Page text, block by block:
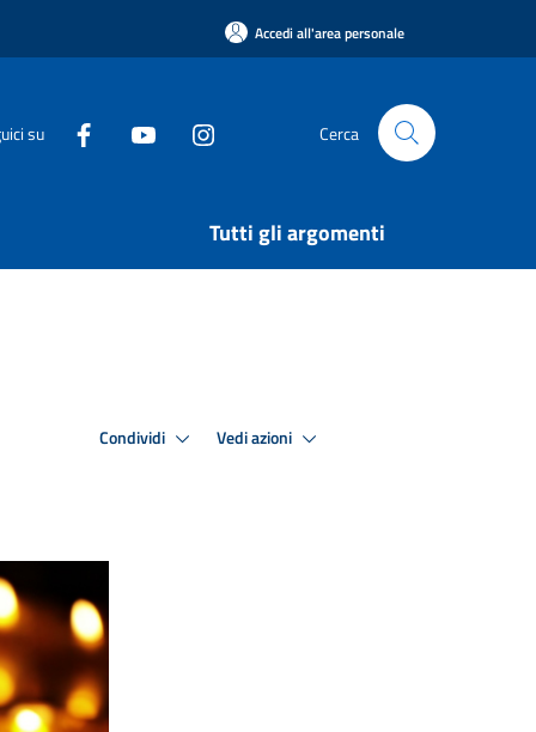
Accedi all'area personale
su Cerca
Tutti gli argomenti
Condividi Vedi azioni